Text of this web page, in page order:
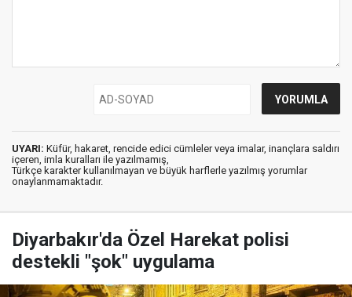
UYARI: Küfür, hakaret, rencide edici cümleler veya imalar, inançlara saldırı
içeren, imla kuralları ile yazılmamış,
Türkçe karakter kullanılmayan ve büyük harflerle yazılmış yorumlar
onaylanmamaktadır.
Diyarbakır'da Özel Harekat polisi
destekli "şok" uygulama